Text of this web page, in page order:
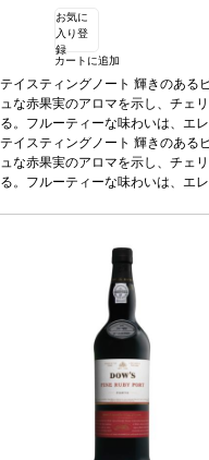
お気に
入り登
録
カートに追加
テイスティングノート 輝きのある
ュな赤果実のアロマを示し、チェ
る。フルーティーな味わいは、エ
ースのよう。合う料理前菜、地中
と好相性。レジャーのお供にも最
テイスティングノート 輝きのある
ュな赤果実のアロマを示し、チェ
る。フルーティーな味わいは、エ